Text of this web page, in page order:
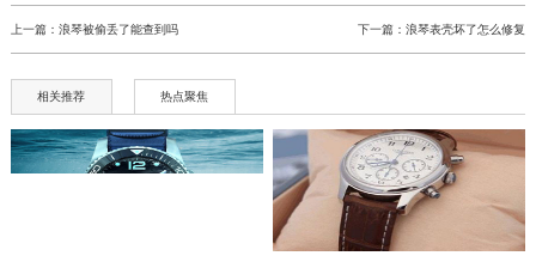
上一篇： 浪琴被偷丢了能查到吗 下一篇：浪琴表壳坏了怎么修复
相关推荐 热点聚焦